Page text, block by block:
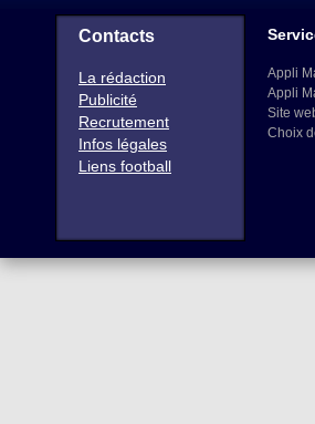
Contacts
La rédaction
Publicité
Recrutement
Infos légales
Liens football
Appli
Appli
Site
Choix